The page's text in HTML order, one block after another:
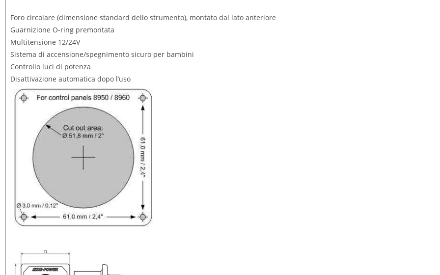
Foro circolare (dimensione standard dello strumento), montato dal lato anteriore
Guarnizione O-ring premontata
Multitensione 12/24V
Sistema di accensione/spegnimento sicuro per bambini
Controllo luci di potenza
Disattivazione automatica dopo l’uso